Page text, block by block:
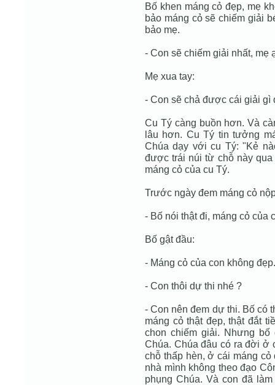
Bố khen máng cỏ đẹp, mẹ
bảo máng cỏ sẽ chiếm giải
bảo mẹ.
- Con sẽ chiếm giải nhất, mẹ
Mẹ xua tay:
- Con sẽ chả được cái giải gì
Cu Tý càng buồn hơn. Và
lâu hơn. Cu Tý tin tưởng
Chúa dạy với cu Tý: "Kẻ
được trái núi từ chỗ này
máng cỏ của cu Tý.
Trước ngày đem máng cỏ
- Bố nói thật đi, máng cỏ của
Bố gật đầu:
- Máng cỏ của con không đẹp.
- Con thôi dự thi nhé ?
- Con nên đem dự thi. Bố có
máng cỏ thật đẹp, thật đắt
chon chiếm giải. Nhưng
Chúa. Chúa đâu có ra đời ở
chỗ thấp hèn, ở cái máng
nhà mình không theo đạo
phụng Chúa. Và con đã